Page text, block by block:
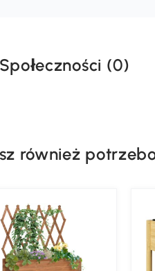
Społeczności (0)
również